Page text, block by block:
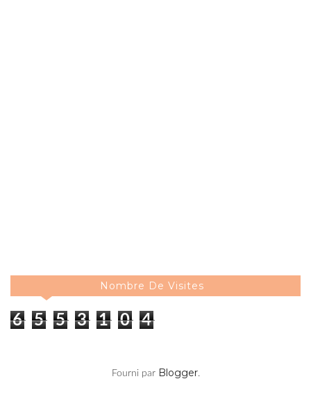
Nombre De Visites
6 5 5 3 1 0 4
Fourni par Blogger.